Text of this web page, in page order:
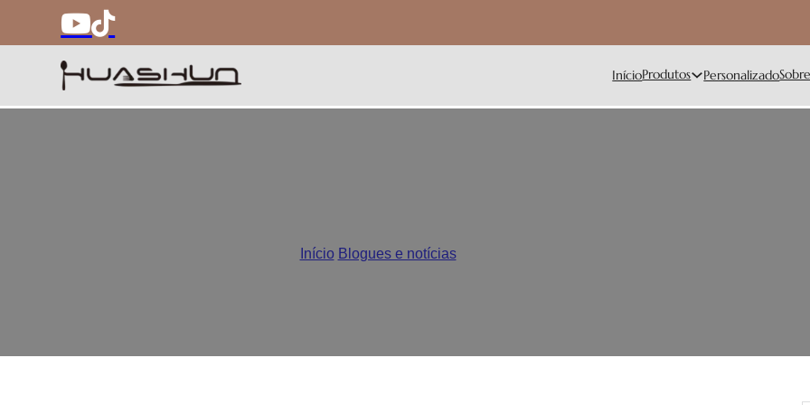
InícioProdutos PersonalizadoSobre
Início Blogues e notícias/